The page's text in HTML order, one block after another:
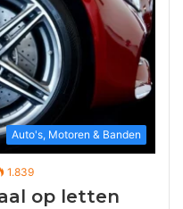
Auto's, Motoren & Banden
1.839
op letten